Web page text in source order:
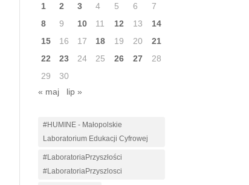
1
2 3 4 5 6
7
8
9 10 11 12 13
14
15
16 17 18 19 20
21
22
23 24 25 26 27
28
29
30
« maj
lip »
#HUMINE - Małopolskie
Laboratorium Edukacji Cyfrowej
#LaboratoriaPrzyszłości
#LaboratoriaPrzyszlosci